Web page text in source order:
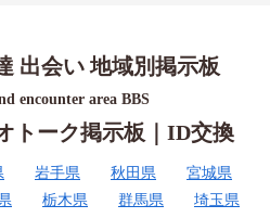
出会い 地域別掲示板
encounter area BBS
トーク掲示板｜ID交換
岩手県 秋田県
宮城県
栃木県 群馬県
埼玉県